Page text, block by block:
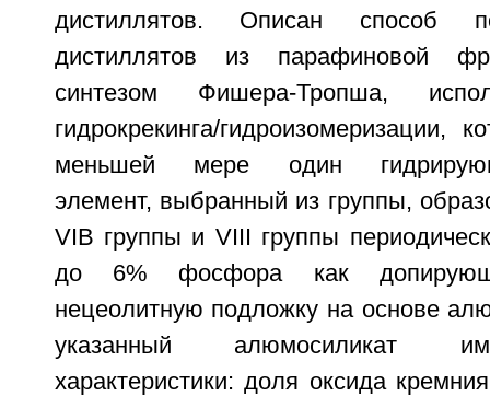
дистиллятов. Описан способ
дистиллятов из парафиновой
синтезом Фишера-Тропша,
гидрокрекинга/гидроизомеризации,
меньшей мере один
элемент, выбранный из группы,
VIB группы и VIII группы
до 6% фосфора как
нецеолитную подложку на основе
указанный алюмосиликат
характеристики: доля оксида